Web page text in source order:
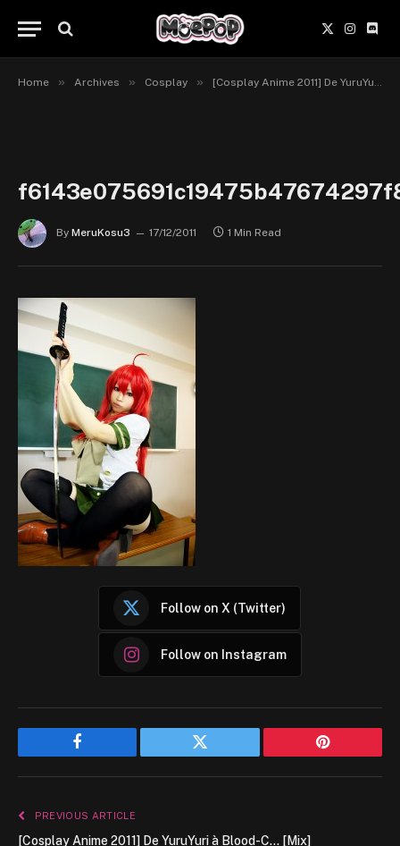
X
(Twitter)
Home » Archives » Cosplay » [Cosplay Anime 2011] De YuruYuri à Blood-C… [Mix]
By MeruKosu3 17/12/2011 1 Min Read
Follow on X (Twitter)
Follow on Instagram
Facebook Twitter Pinterest
PREVIOUS ARTICLE
[Cosplay Anime 2011] De YuruYuri à Blood-C… [Mix]